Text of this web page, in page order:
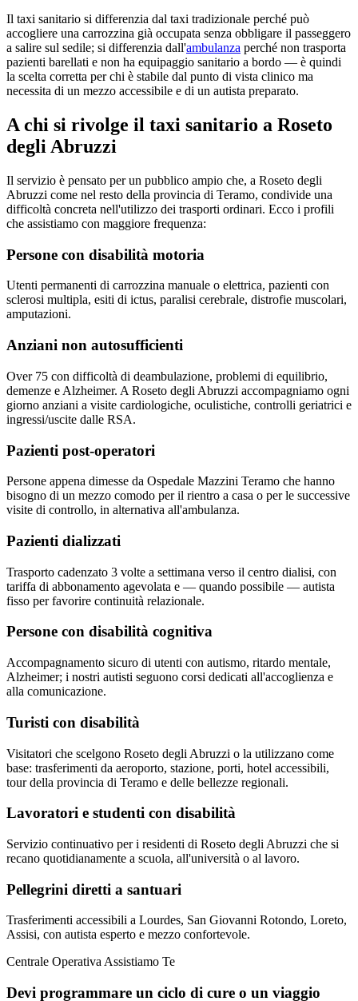
Il taxi sanitario si differenzia dal taxi tradizionale perché può
accogliere una carrozzina già occupata senza obbligare il passeggero
a salire sul sedile; si differenzia dall'ambulanza perché non trasporta
pazienti barellati e non ha equipaggio sanitario a bordo — è quindi
la scelta corretta per chi è stabile dal punto di vista clinico ma
necessita di un mezzo accessibile e di un autista preparato.
A chi si rivolge il taxi sanitario a Roseto
degli Abruzzi
Il servizio è pensato per un pubblico ampio che, a Roseto degli
Abruzzi come nel resto della provincia di Teramo, condivide una
difficoltà concreta nell'utilizzo dei trasporti ordinari. Ecco i profili
che assistiamo con maggiore frequenza:
Persone con disabilità motoria
Utenti permanenti di carrozzina manuale o elettrica, pazienti con
sclerosi multipla, esiti di ictus, paralisi cerebrale, distrofie muscolari,
amputazioni.
Anziani non autosufficienti
Over 75 con difficoltà di deambulazione, problemi di equilibrio,
demenze e Alzheimer. A Roseto degli Abruzzi accompagniamo ogni
giorno anziani a visite cardiologiche, oculistiche, controlli geriatrici e
ingressi/uscite dalle RSA.
Pazienti post-operatori
Persone appena dimesse da Ospedale Mazzini Teramo che hanno
bisogno di un mezzo comodo per il rientro a casa o per le successive
visite di controllo, in alternativa all'ambulanza.
Pazienti dializzati
Trasporto cadenzato 3 volte a settimana verso il centro dialisi, con
tariffa di abbonamento agevolata e — quando possibile — autista
fisso per favorire continuità relazionale.
Persone con disabilità cognitiva
Accompagnamento sicuro di utenti con autismo, ritardo mentale,
Alzheimer; i nostri autisti seguono corsi dedicati all'accoglienza e
alla comunicazione.
Turisti con disabilità
Visitatori che scelgono Roseto degli Abruzzi o la utilizzano come
base: trasferimenti da aeroporto, stazione, porti, hotel accessibili,
tour della provincia di Teramo e delle bellezze regionali.
Lavoratori e studenti con disabilità
Servizio continuativo per i residenti di Roseto degli Abruzzi che si
recano quotidianamente a scuola, all'università o al lavoro.
Pellegrini diretti a santuari
Trasferimenti accessibili a Lourdes, San Giovanni Rotondo, Loreto,
Assisi, con autista esperto e mezzo confortevole.
Centrale Operativa Assistiamo Te
Devi programmare un ciclo di cure o un viaggio